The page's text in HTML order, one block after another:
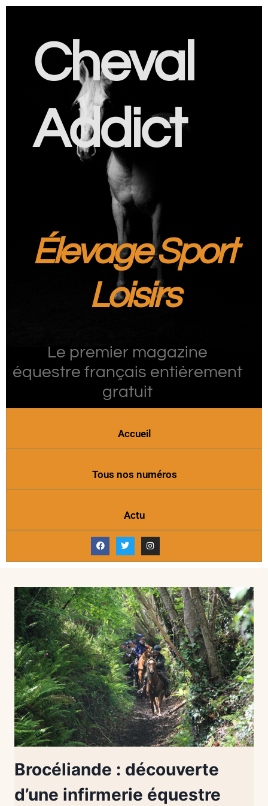
Cheval
Addict
Élevage Sport
Loisirs
Le premier magazine
équestre français entièrement
gratuit
Accueil
Tous nos numéros
Actu
Brocéliande : découverte
d’une infirmerie équestre